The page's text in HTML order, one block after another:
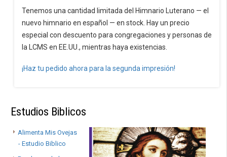
Tenemos una cantidad limitada del Himnario Luterano — el
nuevo himnario en español — en stock. Hay un precio
especial con descuento para congregaciones y personas de
la LCMS en EE.UU., mientras haya existencias.
¡Haz tu pedido ahora para la segunda impresión!
Estudios Biblicos
Alimenta Mis Ovejas
- Estudio Biblico